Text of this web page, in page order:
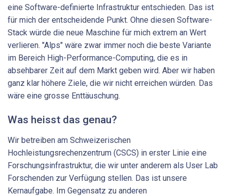
eine Software-​definierte Infrastruktur entschieden. Das ist
für mich der entscheidende Punkt. Ohne diesen Software-​
Stack würde die neue Maschine für mich extrem an Wert
verlieren. "Alps" wäre zwar immer noch die beste Variante
im Bereich High-​Performance-Computing, die es in
absehbarer Zeit auf dem Markt geben wird. Aber wir haben
ganz klar höhere Ziele, die wir nicht erreichen würden. Das
wäre eine grosse Enttäuschung.
Was heisst das genau?
Wir betreiben am Schweizerischen
Hochleistungsrechenzentrum (CSCS) in erster Linie eine
Forschungsinfrastruktur, die wir unter anderem als User Lab
Forschenden zur Verfügung stellen. Das ist unsere
Kernaufgabe. Im Gegensatz zu anderen